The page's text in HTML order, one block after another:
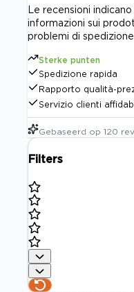
Le recensioni
informazioni sui
problemi di
Sterke punten
Spedizione rapida
Rapporto qualità-
Servizio clienti
Gebaseerd op 120
Filters